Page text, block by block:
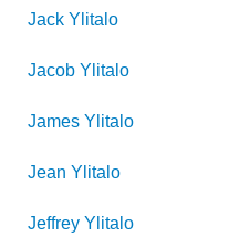
Jack Ylitalo
Jacob Ylitalo
James Ylitalo
Jean Ylitalo
Jeffrey Ylitalo